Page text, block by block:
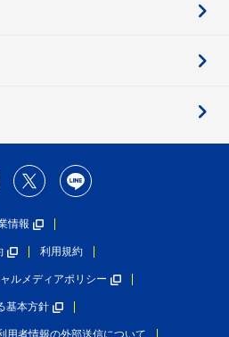
情報
利用規約
ルメディアポリシー
基本方針
用者情報の外部送信について